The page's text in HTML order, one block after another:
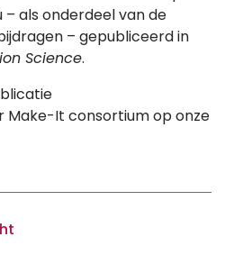
als onderdeel van de
– gepubliceerd in
Science.
Make-It consortium op onze